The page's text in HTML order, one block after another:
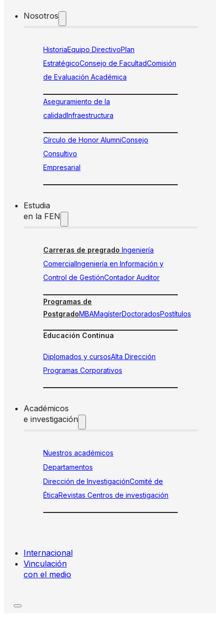
Nosotros
HistoriaEquipo DirectivoPlan
EstratégicoConsejo de FacultadComisión
de Evaluación Académica
Aseguramiento de la
calidadInfraestructura
Círculo de Honor AlumniConsejo
Consultivo
Empresarial
Estudia
en la FEN
Carreras de pregrado Ingeniería
ComercialIngeniería en Información y
Control de GestiónContador Auditor
Programas de
PostgradoMBAMagísterDoctoradosPostítulos
Educación Continua
Diplomados y cursosAlta Dirección
Programas Corporativos
Académicos
e investigación
Nuestros académicos
Departamentos
Dirección de InvestigaciónComité de
ÉticaRevistas Centros de investigación
Internacional
Vinculación
con el medio